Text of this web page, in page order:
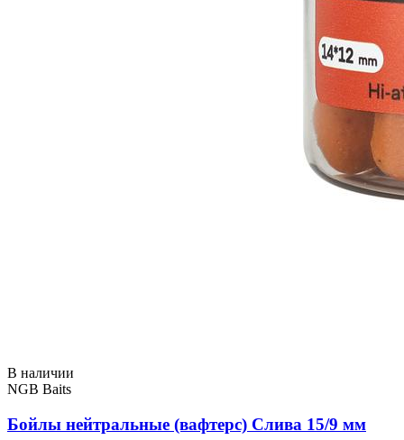
В наличии
NGB Baits
Бойлы нейтральные (вафтерс) Слива 15/9 мм